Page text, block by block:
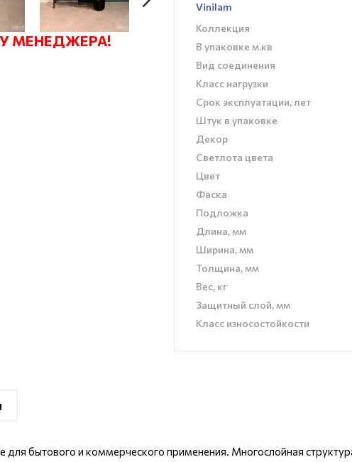
МЕНЕДЖЕРА!
Vinilam
Коллекция
В упаковке м.кв
Вид соединения
Класс нагрузки
Срок эксплуатации, лет
Штук в упаковке
Декор
Светлота цвета
Цвет
Фаска
Подложка
Длина, мм
Ширина, мм
Толщина, мм
Вес, кг
Защитный слой, мм
Класс износостойкости
бытового и коммерческого применения. Многослойная